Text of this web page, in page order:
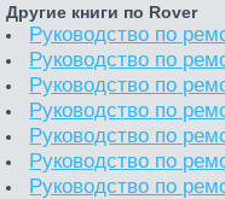
Другие книги по Rover
Руководство по
Руководство по
Руководство по
Руководство по
Руководство по
Руководство по
Руководство по